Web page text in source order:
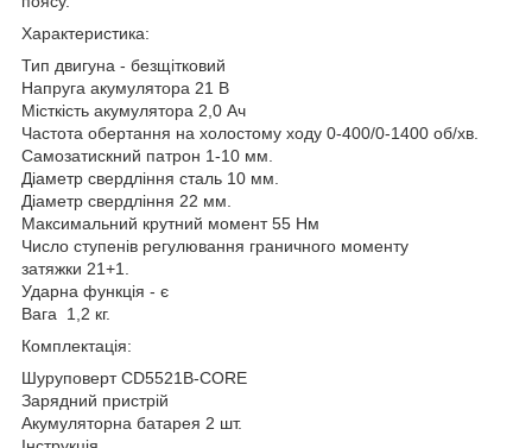
Характеристика:
Тип двигуна - безщітковий
Напруга акумулятора 21 В
Місткість акумулятора 2,0 Ач
Частота обертання на холостому ходу 0-400/0-1400 об/хв.
Самозатискний патрон 1-10 мм.
Діаметр свердління сталь 10 мм.
Діаметр свердління 22 мм.
Максимальний крутний момент 55 Нм
Число ступенів регулювання граничного моменту
затяжки 21+1.
Ударна функція - є
Вага 1,2 кг.
Комплектація:
Шуруповерт CD5521B-CORE
Зарядний пристрій
Акумуляторна батарея 2 шт.